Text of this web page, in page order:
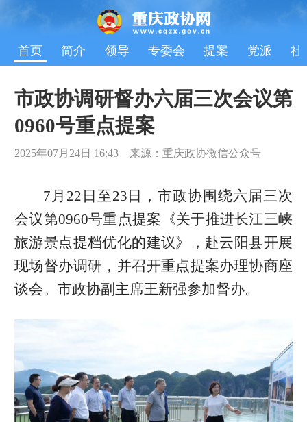
首页 简介 领导 专委会 提案 党派 社
市政协调研督办六届三次会议第
0960号重点提案
2025年07月24日 16:43 来源：重庆政协微信公众号
7月22日至23日，市政协围绕六届三次
会议第0960号重点提案《关于推进长江三峡
旅游景点提档优化的建议》，赴云阳县开展
现场督办调研，并召开重点提案办理协商座
谈会。市政协副主席王新强参加督办。